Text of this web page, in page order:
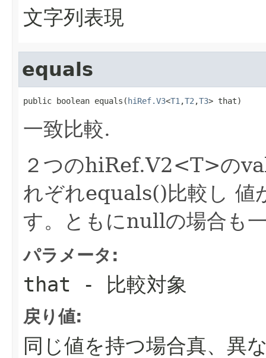
文字列表現
equals
public boolean equals(hiRef.V3<T1 ,T2 ,T3> that)
一致比較.
２つのhiRef.V2<T>の
れぞれequals()比較し 値
す。ともにnullの場合も
パラメータ:
that - 比較対象
戻り値:
同じ値を持つ場合真、異